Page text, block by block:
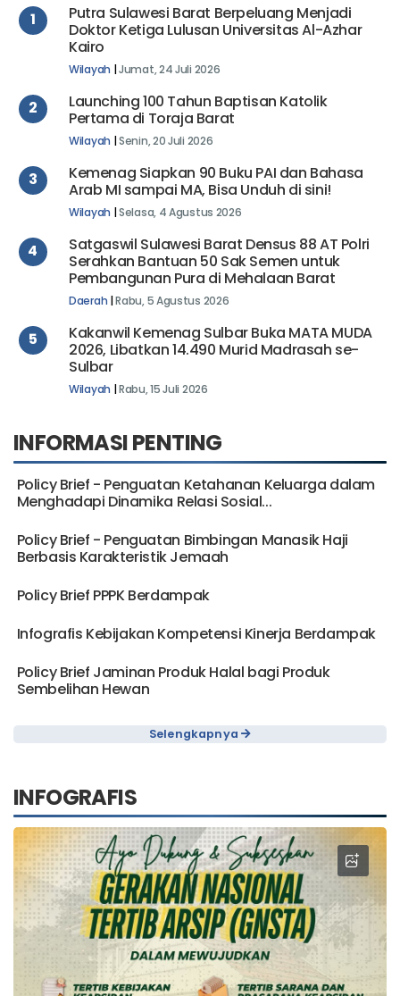
1
Putra Sulawesi Barat Berpeluang Menjadi
Doktor Ketiga Lulusan Universitas Al-Azhar
Kairo
Wilayah |Jumat, 24 Juli 2026
2
Launching 100 Tahun Baptisan Katolik
Pertama di Toraja Barat
Wilayah |Senin, 20 Juli 2026
3
Kemenag Siapkan 90 Buku PAI dan Bahasa
Arab MI sampai MA, Bisa Unduh di sini!
Wilayah |Selasa, 4 Agustus 2026
4
Satgaswil Sulawesi Barat Densus 88 AT Polri
Serahkan Bantuan 50 Sak Semen untuk
Pembangunan Pura di Mehalaan Barat
Daerah |Rabu, 5 Agustus 2026
5
Kakanwil Kemenag Sulbar Buka MATA MUDA
2026, Libatkan 14.490 Murid Madrasah se-
Sulbar
Wilayah |Rabu, 15 Juli 2026
INFORMASI PENTING
Policy Brief - Penguatan Ketahanan Keluarga dalam
Menghadapi Dinamika Relasi Sosial...
Policy Brief - Penguatan Bimbingan Manasik Haji
Berbasis Karakteristik Jemaah
Policy Brief PPPK Berdampak
Infografis Kebijakan Kompetensi Kinerja Berdampak
Policy Brief Jaminan Produk Halal bagi Produk
Sembelihan Hewan
Selengkapnya
INFOGRAFIS